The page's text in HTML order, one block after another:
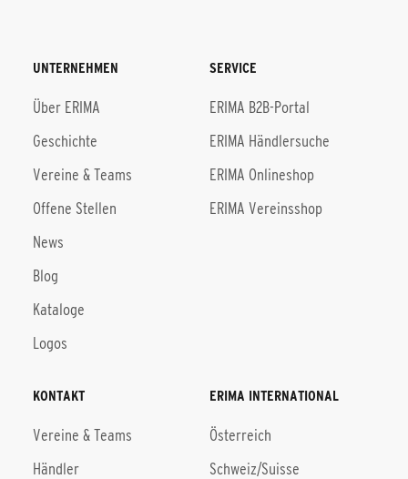
UNTERNEHMEN
Über ERIMA
Geschichte
Vereine & Teams
Offene Stellen
News
Blog
Kataloge
Logos
SERVICE
ERIMA B2B-Portal
ERIMA Händlersuche
ERIMA Onlineshop
ERIMA Vereinsshop
KONTAKT
Vereine & Teams
Händler
ERIMA INTERNATIONAL
Österreich
Schweiz/Suisse